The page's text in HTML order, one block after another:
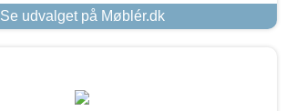
Se udvalget på Møblér.dk